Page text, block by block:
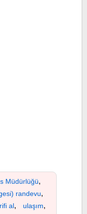
Müdürlüğü,
randevu,
al, ulaşım,